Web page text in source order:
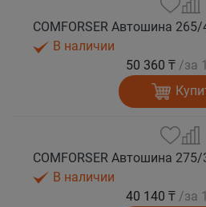
В наличии
50 360 ₸ /за
В наличии
40 140 ₸ /за